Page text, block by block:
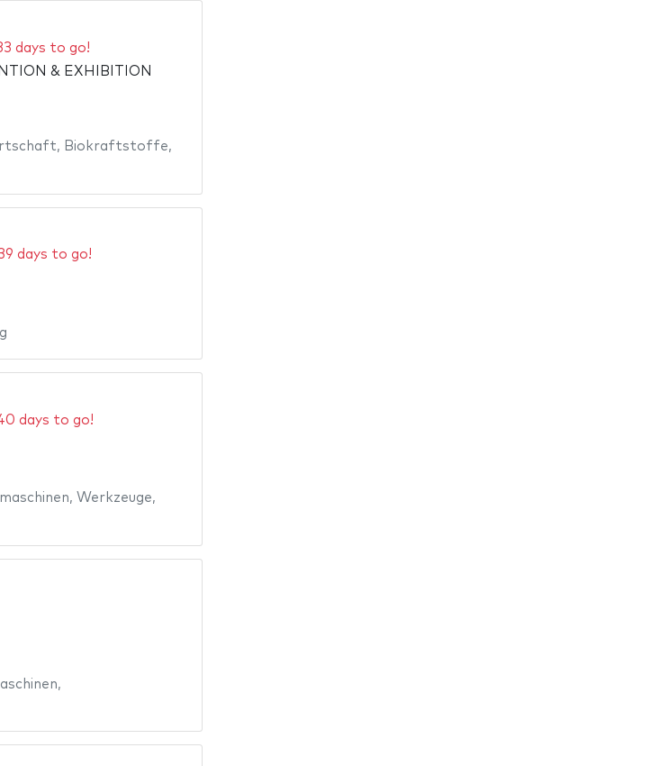
days to go!
& EXHIBITION
, Biokraftstoffe,
days to go!
days to go!
, Werkzeuge,
,